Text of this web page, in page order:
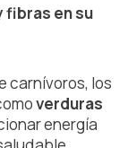
fibras en su
carnívoros, los
verduras
energía